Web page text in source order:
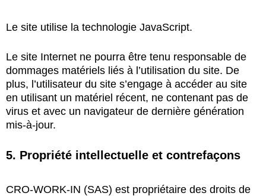
Le site utilise la technologie JavaScript.
Le site Internet ne pourra être tenu responsable de
dommages matériels liés à l’utilisation du site. De
plus, l’utilisateur du site s’engage à accéder au site
en utilisant un matériel récent, ne contenant pas de
virus et avec un navigateur de dernière génération
mis-à-jour.
5. Propriété intellectuelle et contrefaçons
CRO-WORK-IN (SAS) est propriétaire des droits de